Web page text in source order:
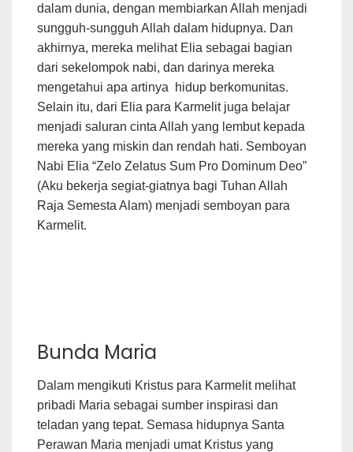
dalam dunia, dengan membiarkan Allah menjadi
sungguh-sungguh Allah dalam hidupnya. Dan
akhirnya, mereka melihat Elia sebagai bagian
dari sekelompok nabi, dan darinya mereka
mengetahui apa artinya hidup berkomunitas.
Selain itu, dari Elia para Karmelit juga belajar
menjadi saluran cinta Allah yang lembut kepada
mereka yang miskin dan rendah hati. Semboyan
Nabi Elia “Zelo Zelatus Sum Pro Dominum Deo”
(Aku bekerja segiat-giatnya bagi Tuhan Allah
Raja Semesta Alam) menjadi semboyan para
Karmelit.
Bunda Maria
Dalam mengikuti Kristus para Karmelit melihat
pribadi Maria sebagai sumber inspirasi dan
teladan yang tepat. Semasa hidupnya Santa
Perawan Maria menjadi umat Kristus yang